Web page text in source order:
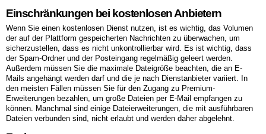
Einschränkungen bei kostenlosen Anbietern
Wenn Sie einen kostenlosen Dienst nutzen, ist es wichtig, das Volumen
der auf der Plattform gespeicherten Nachrichten zu überwachen, um
sicherzustellen, dass es nicht unkontrollierbar wird. Es ist wichtig, dass
der Spam-Ordner und der Posteingang regelmäßig geleert werden.
Außerdem müssen Sie die maximale Dateigröße beachten, die an E-
Mails angehängt werden darf und die je nach Dienstanbieter variiert. In
den meisten Fällen müssen Sie für den Zugang zu Premium-
Erweiterungen bezahlen, um große Dateien per E-Mail empfangen zu
können. Manchmal sind einige Dateierweiterungen, die mit ausführbaren
Dateien verbunden sind, nicht erlaubt und werden daher abgelehnt.